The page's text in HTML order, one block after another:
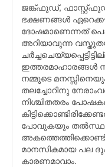
ജങ്ക്ഫുഡ്, ഫാസ്റ്റ്ഫുഡ്
ഭക്ഷണങ്ങള്‍
ദോഷമാണെന്നത്
അറിയാവുന്ന
ഇത്തരമാഹാരങ്ങള്‍
നമ്മുടെ
തലച്ചോറിനു
നിശ്ചിതതരം
പോവുകയും
മാനസികമായ പല
കാരണമാവാം.